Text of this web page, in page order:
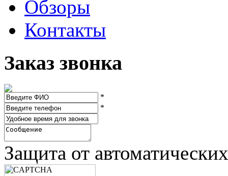
Обзоры
Контакты
Заказ звонка
*
*
Защита от